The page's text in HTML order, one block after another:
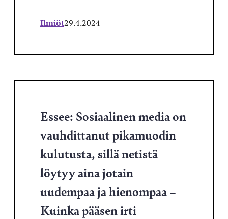
Ilmiöt29.4.2024
Essee: Sosiaalinen media on
vauhdittanut pikamuodin
kulutusta, sillä netistä
löytyy aina jotain
uudempaa ja hienompaa –
Kuinka pääsen irti